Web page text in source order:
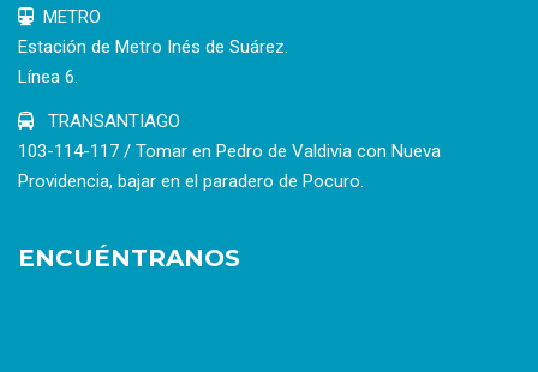
METRO
Estación de Metro Inés de Suárez.
Línea 6.
TRANSANTIAGO
103-114-117 / Tomar en Pedro de Valdivia con Nueva
Providencia, bajar en el paradero de Pocuro.
ENCUÉNTRANOS